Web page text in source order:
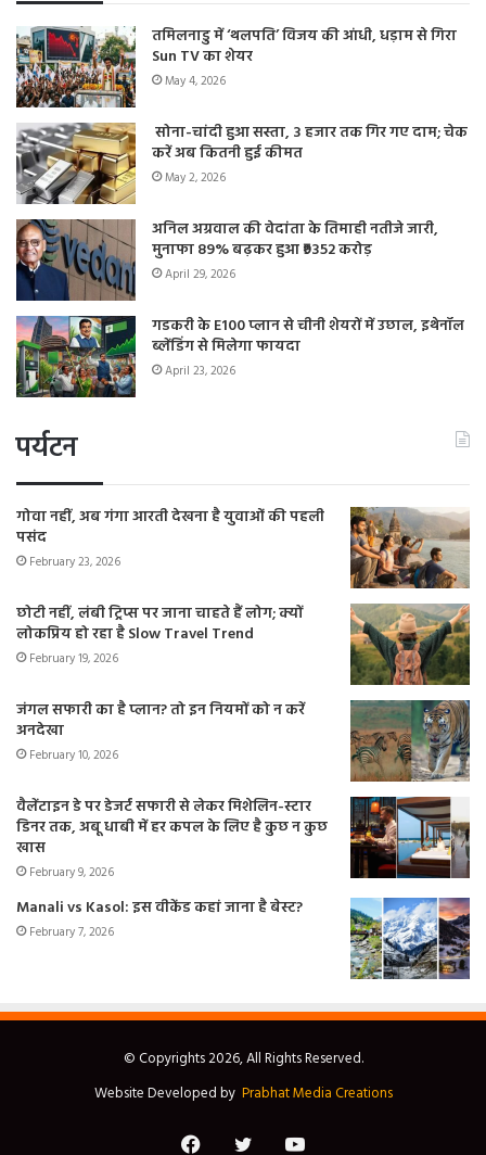
तमिलनाडु में ‘थलपति’ विजय की आंधी, धड़ाम से गिरा
Sun TV का शेयर
May 4, 2026
सोना-चांदी हुआ सस्ता, 3 हजार तक गिर गए दाम; चेक
करें अब कितनी हुई कीमत
May 2, 2026
अनिल अग्रवाल की वेदांता के तिमाही नतीजे जारी,
मुनाफा 89% बढ़कर हुआ ₹9352 करोड़
April 29, 2026
गडकरी के E100 प्लान से चीनी शेयरों में उछाल, इथेनॉल
ब्लेंडिंग से मिलेगा फायदा
April 23, 2026
पर्यटन
गोवा नहीं, अब गंगा आरती देखना है युवाओं की पहली
पसंद
February 23, 2026
छोटी नहीं, लंबी ट्रिप्स पर जाना चाहते हैं लोग; क्यों
लोकप्रिय हो रहा है Slow Travel Trend
February 19, 2026
जंगल सफारी का है प्लान? तो इन नियमों को न करें
अनदेखा
February 10, 2026
वैलेंटाइन डे पर डेजर्ट सफारी से लेकर मिशेलिन-स्टार
डिनर तक, अबू धाबी में हर कपल के लिए है कुछ न कुछ
खास
February 9, 2026
Manali vs Kasol: इस वीकेंड कहां जाना है बेस्ट?
February 7, 2026
© Copyrights 2026, All Rights Reserved.
Website Developed by Prabhat Media Creations
FacebookTwitterYouTube